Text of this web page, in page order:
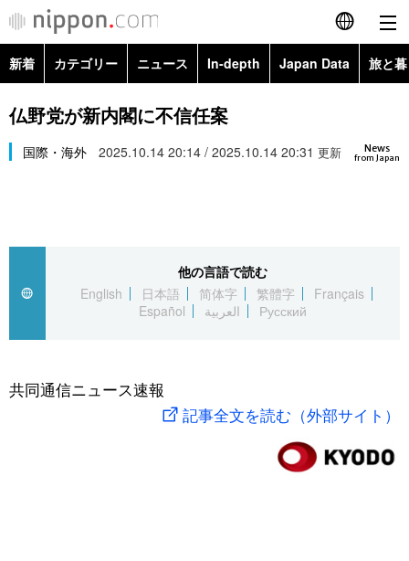
English
繁體字
العربية
社会
旅と暮らし
新着 カテゴリー ニュース In-depth Japan Data 旅と
政治・外交
経済・ビジネス
社会
文化
科学・技術
暮らし
Images
お知らせ
仏野党が新内閣に不信任案
News
from Japan
国際・海外 2025.10.14 20:14 / 2025.10.14 20:31 更新
他の言語で読む
English
日本語 简体字 繁體字
Français
Español
العربية Русский
共同通信ニュース速報
記事全文を読む（外部サイト）